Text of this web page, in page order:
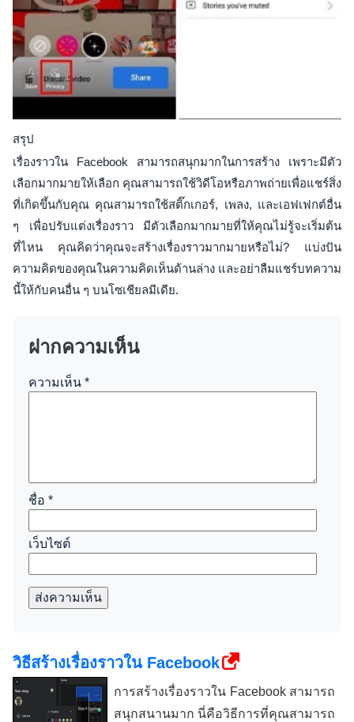
สรุป
เรื่องราวใน Facebook สามารถสนุกมากในการสร้าง เพราะมีตัว
เลือกมากมายให้เลือก คุณสามารถใช้วิดีโอหรือภาพถ่ายเพื่อแชร์สิ่ง
ที่เกิดขึ้นกับคุณ คุณสามารถใช้สติ๊กเกอร์, เพลง, และเอฟเฟกต์อื่น
ๆ เพื่อปรับแต่งเรื่องราว มีตัวเลือกมากมายที่ให้คุณไม่รู้จะเริ่มต้น
ที่ไหน คุณคิดว่าคุณจะสร้างเรื่องราวมากมายหรือไม่? แบ่งปัน
ความคิดของคุณในความคิดเห็นด้านล่าง และอย่าลืมแชร์บทความ
นี้ให้กับคนอื่น ๆ บนโซเชียลมีเดีย.
ฝากความเห็น
ความเห็น *
ชื่อ *
เว็บไซต์
ส่งความเห็น
วิธีสร้างเรื่องราวใน Facebook
การสร้างเรื่องราวใน Facebook สามารถ
สนุกสนานมาก นี่คือวิธีการที่คุณสามารถ